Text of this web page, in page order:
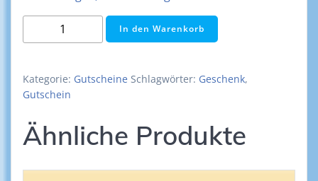
Gutschein
20
[Digital]
Menge
In den Warenkorb
Kategorie: Gutscheine Schlagwörter: Geschenk,
Gutschein
Ähnliche Produkte